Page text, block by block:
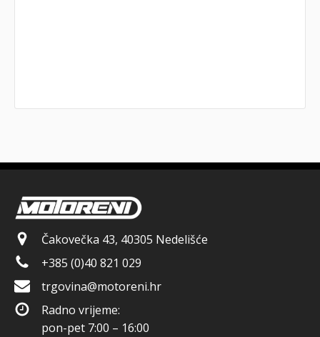
Čakovečka 43, 40305 Nedelišće
+385 (0)40 821 029
trgovina@motoreni.hr
Radno vrijeme:
pon-pet 7:00 – 16:00